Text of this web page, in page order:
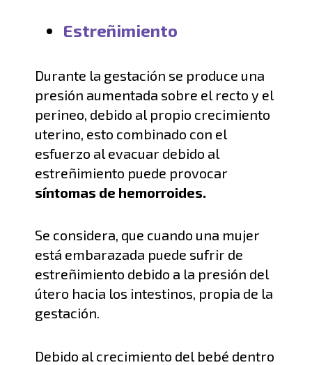
Estreñimiento
Durante la gestación se produce una
presión aumentada sobre el recto y el
perineo, debido al propio crecimiento
uterino, esto combinado con el
esfuerzo al evacuar debido al
estreñimiento puede provocar
síntomas de hemorroides.
Se considera, que cuando una mujer
está embarazada puede sufrir de
estreñimiento debido a la presión del
útero hacia los intestinos, propia de la
gestación.
Debido al crecimiento del bebé dentro